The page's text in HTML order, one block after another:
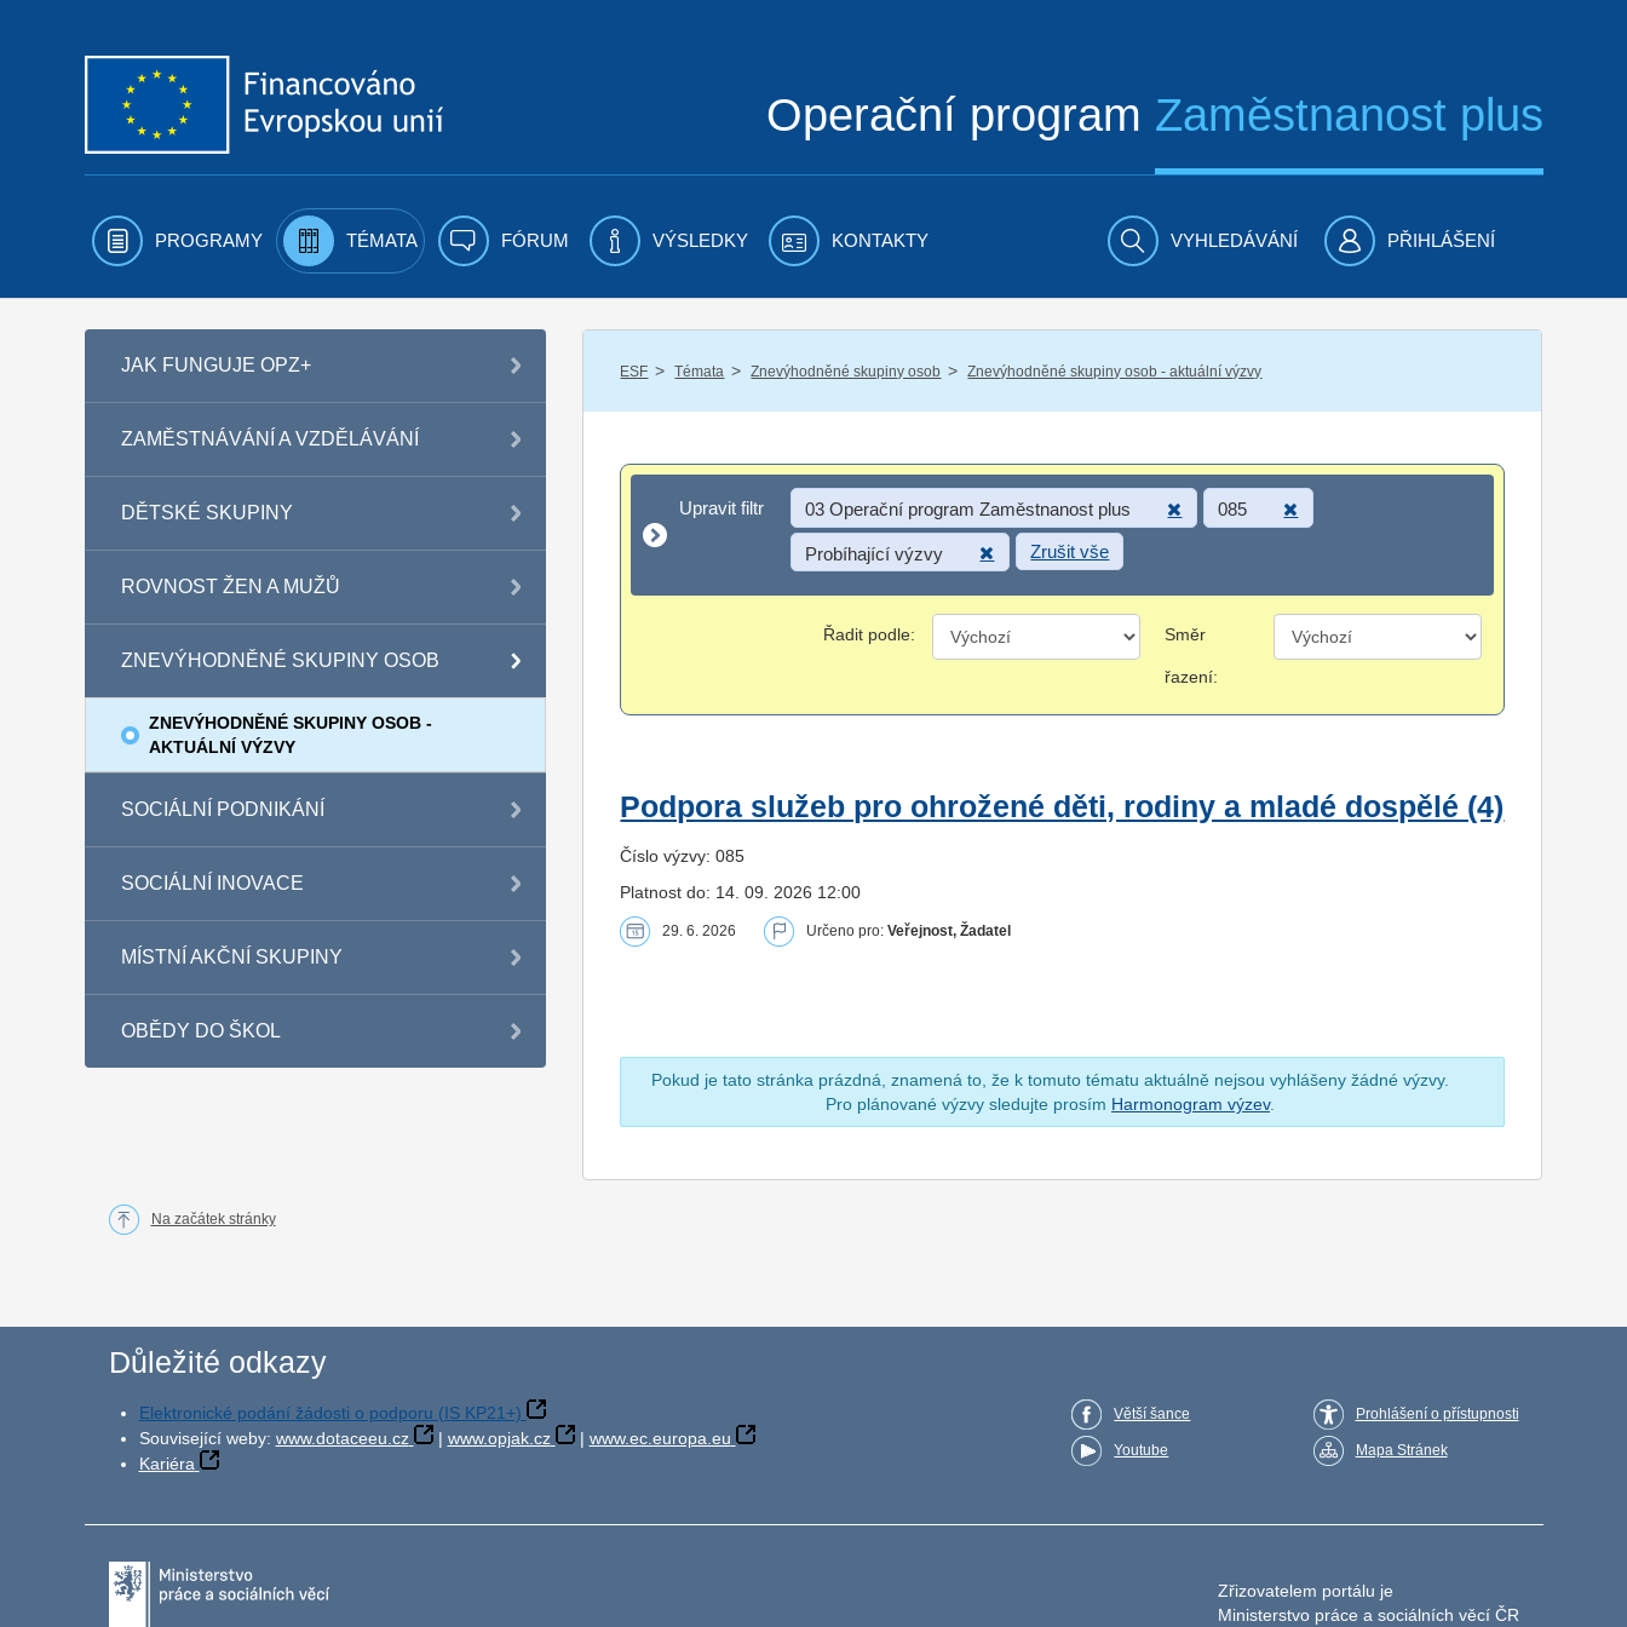
Operační program Zaměstnanost plus
PROGRAMY TÉMATA FÓRUM VÝSLEDKY KONTAKTY VYHLEDÁVÁNÍ PŘIHLÁŠENÍ
JAK FUNGUJE OPZ+
ZAMĚSTNÁVÁNÍ A VZDĚLÁVÁNÍ
DĚTSKÉ SKUPINY
ROVNOST ŽEN A MUŽŮ
ZNEVÝHODNĚNÉ SKUPINY OSOB
ZNEVÝHODNĚNÉ SKUPINY OSOB -
AKTUÁLNÍ VÝZVY
SOCIÁLNÍ PODNIKÁNÍ
SOCIÁLNÍ INOVACE
MÍSTNÍ AKČNÍ SKUPINY
OBĚDY DO ŠKOL
ESF / Témata / Znevýhodněné skupiny osob / Znevýhodněné skupiny osob - aktuální výzvy
Upravit filtr
Upravit filtr 03 Operační program Zaměstnanost plus 085
Probíhající výzvy Zrušit vše
Řadit podle: Směr
řazení:
Podpora služeb pro ohrožené děti, rodiny a mladé dospělé (4)
Číslo výzvy: 085
Platnost do: 14. 09. 2026 12:00
29. 6. 2026 Určeno pro:Veřejnost, Žadatel
Pokud je tato stránka prázdná, znamená to, že k tomuto tématu aktuálně nejsou vyhlášeny žádné výzvy.
Pro plánované výzvy sledujte prosím Harmonogram výzev.
Na začátek stránky
Důležité odkazy
Elektronické podání žádosti o podporu (IS KP21+)
Související weby: www.dotaceeu.cz | www.opjak.cz | www.ec.europa.eu
Kariéra
Větší šance
Youtube
Prohlášení o přístupnosti
Mapa Stránek
Zřizovatelem portálu je
Ministerstvo práce a sociálních věcí ČR